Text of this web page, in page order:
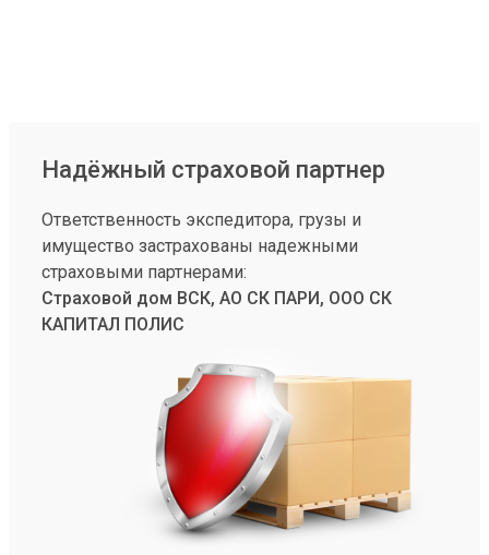
Надёжный страховой партнер
Ответственность экспедитора, грузы и
имущество застрахованы надежными
страховыми партнерами:
Страховой дом ВСК, АО СК ПАРИ, ООО СК
КАПИТАЛ ПОЛИС